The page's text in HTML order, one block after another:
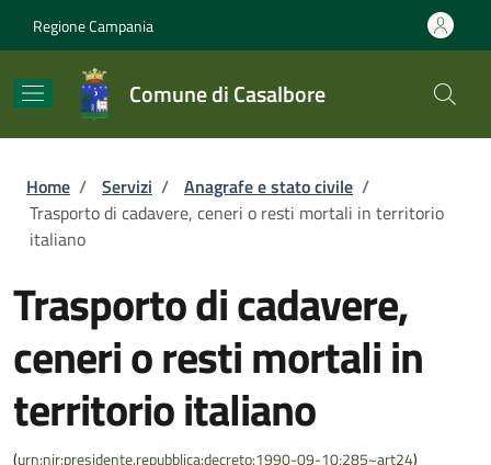
Regione Campania
Comune di Casalbore
Briciole di pane
Home / Servizi / Anagrafe e stato civile /
Trasporto di cadavere, ceneri o resti mortali in territorio
italiano
Trasporto di cadavere,
ceneri o resti mortali in
territorio italiano
(urn:nir:presidente.repubblica:decreto:1990-09-10;285~art24)